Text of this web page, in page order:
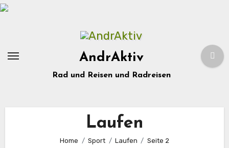
Zum
AndrAktiv
Rad und Reisen und Radreisen
Laufen
Home Sport Laufen Seite 2